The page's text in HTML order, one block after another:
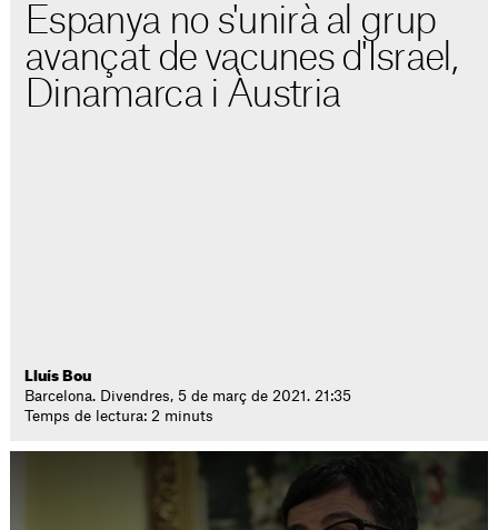
Espanya no s'unirà al grup
avançat de vacunes d'Israel,
Dinamarca i Àustria
Lluís Bou
Barcelona. Divendres, 5 de març de 2021. 21:35
Temps de lectura: 2 minuts